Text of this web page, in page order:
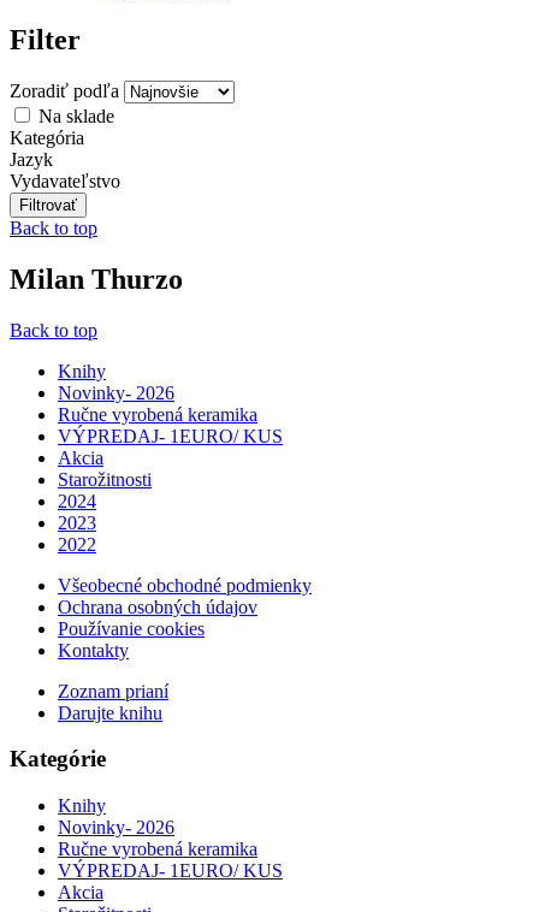
Filter
Zoradiť podľa
Na sklade
Kategória
Jazyk
Vydavateľstvo
Back to top
Milan Thurzo
Back to top
Knihy
Novinky- 2026
Ručne vyrobená keramika
VÝPREDAJ- 1EURO/ KUS
Akcia
Starožitnosti
2024
2023
2022
Všeobecné obchodné podmienky
Ochrana osobných údajov
Používanie cookies
Kontakty
Zoznam prianí
Darujte knihu
Kategórie
Knihy
Novinky- 2026
Ručne vyrobená keramika
VÝPREDAJ- 1EURO/ KUS
Akcia